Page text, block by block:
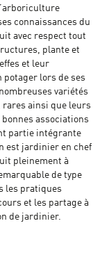
connaissances du
avec respect tout
plante et
et leur
lors de ses
variétés
rares ainsi que leurs
associations
partie intégrante
est jardinier en chef
pleinement à
de type
les pratiques
et les partage à
de jardinier.